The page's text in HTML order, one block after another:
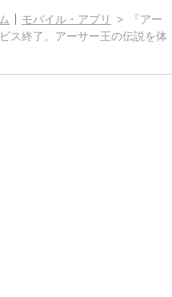
モバイル・アプリ
『アー
ス終了。アーサー王の伝説を体